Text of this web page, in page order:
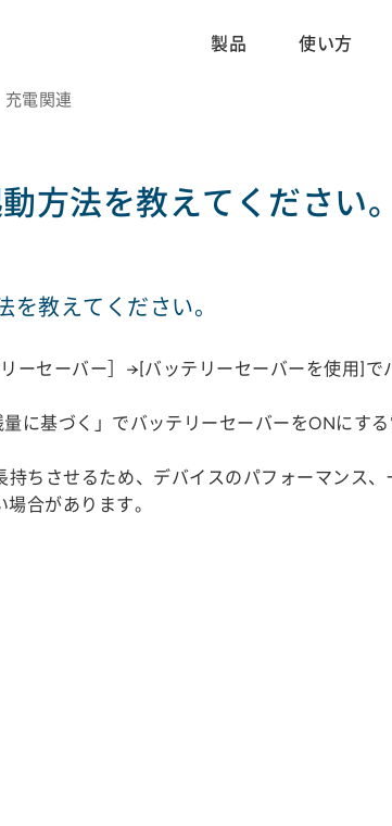
製品 使い方
電関連
方法を教えてください。
教えてください。
ーセーバー］→[バッテリーセーバーを使用]で
に基づく」でバッテリーセーバーをONにする
ちさせるため、デバイスのパフォーマンス
合があります。